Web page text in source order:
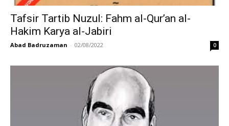
Tafsir Tartib Nuzul: Fahm al-Qur’an al-
Hakim Karya al-Jabiri
Abad Badruzaman - 02/08/2022 0